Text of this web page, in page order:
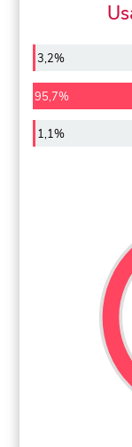
3,2%
95,7%
1,1%